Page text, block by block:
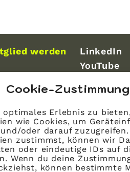
Cookie-
optimales Erlebnis zu
wie Cookies, um
oder darauf zuzugreifen.
zustimmst, können wir
oder eindeutige IDs auf
Wenn du deine
können bestimmte
werden
LinkedIn
YouTube